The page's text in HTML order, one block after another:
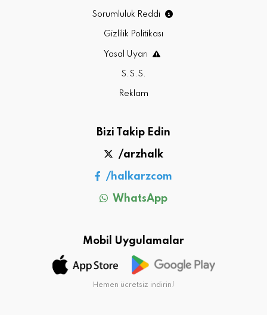
Sorumluluk Reddi
Gizlilik Politikası
Yasal Uyarı
S.S.S.
Reklam
Bizi Takip Edin
/arzhalk
/halkarzcom
WhatsApp
Mobil Uygulamalar
Hemen ücretsiz indirin!